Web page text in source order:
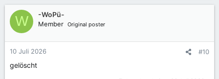
a
k
t
n
n
W -WoPü-
Member Original poster
10 Juli 2026 #10
gelöscht